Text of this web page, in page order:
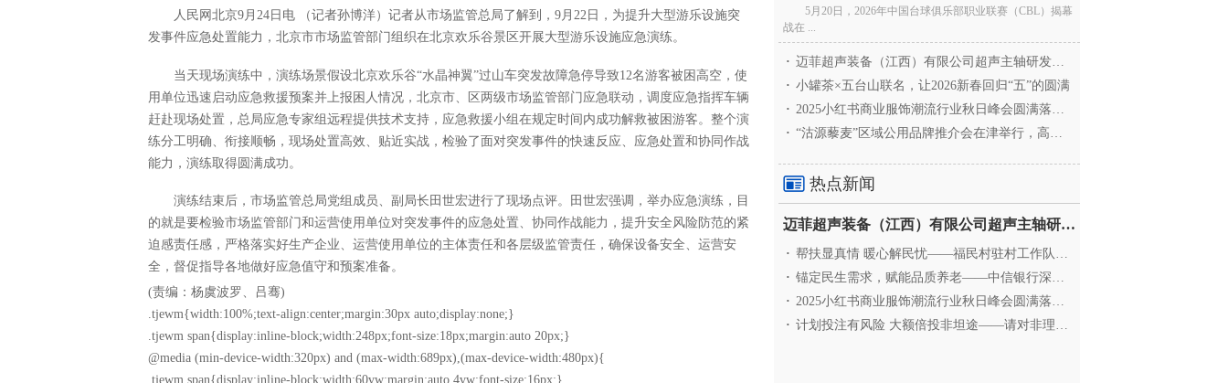
人民网北京9月24日电 （记者孙博洋）记者从市场监管总局了解到，9月22日，为提升大型游乐设施突
发事件应急处置能力，北京市市场监管部门组织在北京欢乐谷景区开展大型游乐设施应急演练。
当天现场演练中，演练场景假设北京欢乐谷“水晶神翼”过山车突发故障急停导致12名游客被困高空，使
用单位迅速启动应急救援预案并上报困人情况，北京市、区两级市场监管部门应急联动，调度应急指挥车辆
赶赴现场处置，总局应急专家组远程提供技术支持，应急救援小组在规定时间内成功解救被困游客。整个演
练分工明确、衔接顺畅，现场处置高效、贴近实战，检验了面对突发事件的快速反应、应急处置和协同作战
能力，演练取得圆满成功。
演练结束后，市场监管总局党组成员、副局长田世宏进行了现场点评。田世宏强调，举办应急演练，目
的就是要检验市场监管部门和运营使用单位对突发事件的应急处置、协同作战能力，提升安全风险防范的紧
迫感责任感，严格落实好生产企业、运营使用单位的主体责任和各层级监管责任，确保设备安全、运营安
全，督促指导各地做好应急值守和预案准备。
(责编：杨虞波罗、吕骞)
.tjewm{width:100%;text-align:center;margin:30px auto;display:none;}
.tjewm span{display:inline-block;width:248px;font-size:18px;margin:auto 20px;}
@media (min-device-width:320px) and (max-width:689px),(max-device-width:480px){
.tjewm span{display:inline-block;width:60vw;margin:auto 4vw;font-size:16px;}
5月20日，2026年中国台球俱乐部职业联赛（CBL）揭幕
战在 ...
· 迈菲超声装备（江西）有限公司超声主轴研发和生产项
· 小罐茶×五台山联名，让2026新春回归“五”的圆满
· 2025小红书商业服饰潮流行业秋日峰会圆满落幕，携手
· “沽源藜麦”区域公用品牌推介会在津举行，高蛋白产业
热点新闻
迈菲超声装备（江西）有限公司超声主轴研发和生产项
· 帮扶显真情 暖心解民忧——福民村驻村工作队与村委心系
· 锚定民生需求，赋能品质养老——中信银行深圳分行养老
· 2025小红书商业服饰潮流行业秋日峰会圆满落幕，携手
· 计划投注有风险 大额倍投非坦途——请对非理性购彩说“